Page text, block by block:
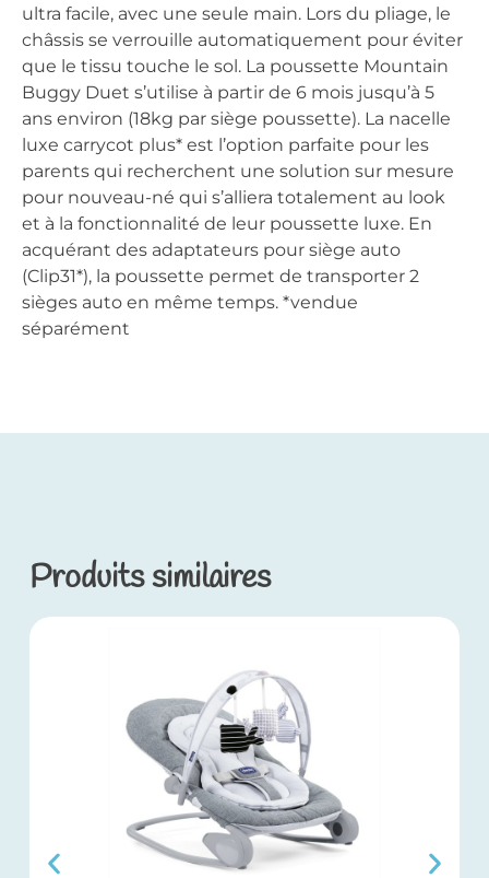
ultra facile, avec une seule main. Lors du pliage, le
châssis se verrouille automatiquement pour éviter
que le tissu touche le sol. La poussette Mountain
Buggy Duet s’utilise à partir de 6 mois jusqu’à 5
ans environ (18kg par siège poussette). La nacelle
luxe carrycot plus* est l’option parfaite pour les
parents qui recherchent une solution sur mesure
pour nouveau-né qui s’alliera totalement au look
et à la fonctionnalité de leur poussette luxe. En
acquérant des adaptateurs pour siège auto
(Clip31*), la poussette permet de transporter 2
sièges auto en même temps. *vendue
séparément
Produits similaires